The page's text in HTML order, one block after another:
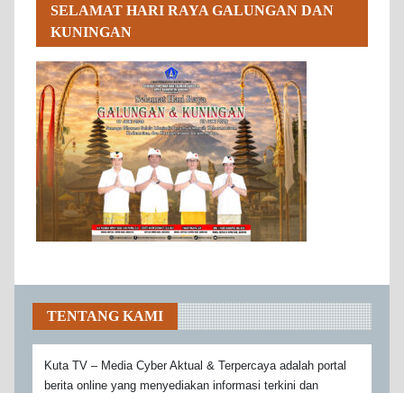
SELAMAT HARI RAYA GALUNGAN DAN
KUNINGAN
TENTANG KAMI
Kuta TV – Media Cyber Aktual & Terpercaya adalah portal
berita online yang menyediakan informasi terkini dan